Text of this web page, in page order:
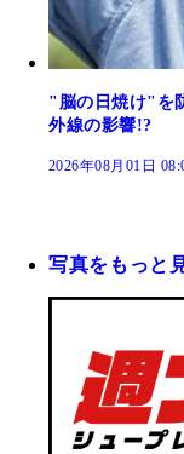
"脳の日焼け"を
外線の影響!?
2026年08月01日
写真をもっと